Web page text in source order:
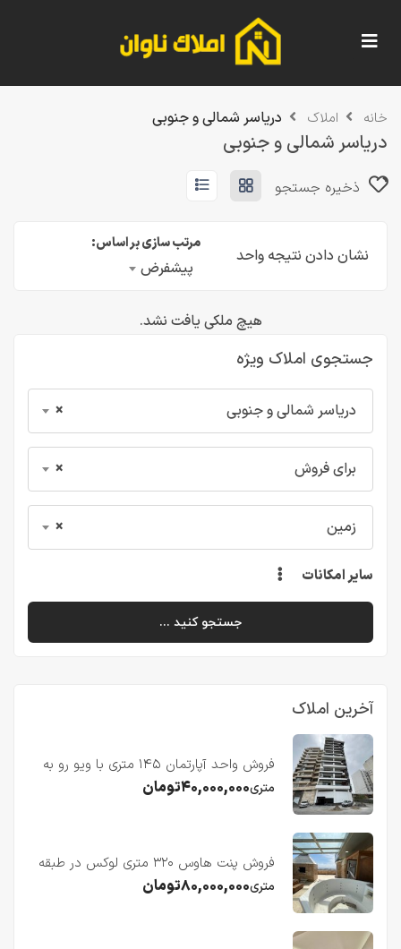
خانه املاک دریاسر شمالی و جنوبی
دریاسر شمالی و جنوبی
ذخیره جستجو
جستجوی املاک ویژه
× دریاسر شمالی و جنوبی
× برای فروش
× زمین
سایر امکانات
جستجو کنید ...
آخرین املاک
فروش واحد آپارتمان ۱۴۵ متری با ویو رو به
دریا در فریدونکنار
متری۴۰,۰۰۰,۰۰۰تومان
فروش پنت هاوس ۳۲۰ متری لوکس در طبقه
چهاردهم فریدونکنار
متری۸۰,۰۰۰,۰۰۰تومان
نشان دادن نتیجه واحد
مرتب سازی بر اساس:
پیشفرض
هیچ ملکی یافت نشد.